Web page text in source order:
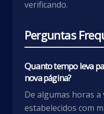
verificando.
Perguntas
Quanto tempo leva
nova página?
De algumas horas a
estabelecidos com